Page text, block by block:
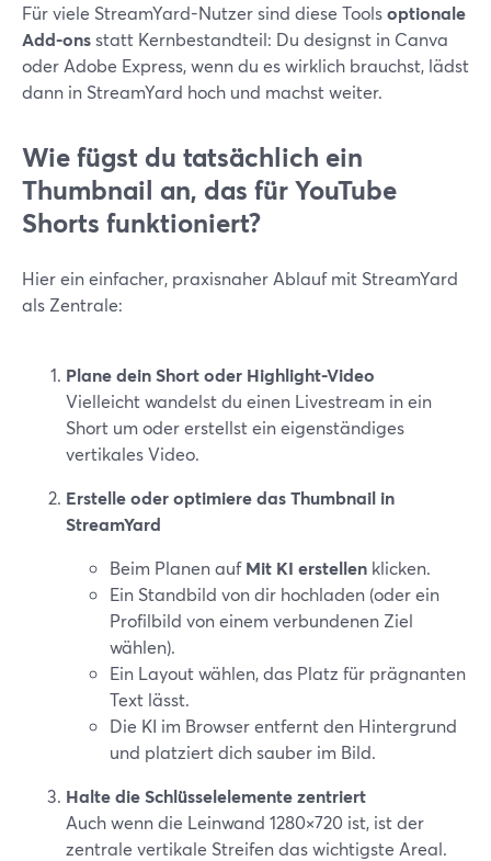
Für viele StreamYard-Nutzer sind diese Toolsoptionale
Add-onsstatt Kernbestandteil: Du designst in Canva
oder Adobe Express, wenn du es wirklich brauchst, lädst
dann in StreamYard hoch und machst weiter.
Wie fügst du tatsächlich ein
Thumbnail an, das für YouTube
Shorts funktioniert?
Hier ein einfacher, praxisnaher Ablauf mit StreamYard
als Zentrale:
Plane dein Short oder Highlight-Video
Vielleicht wandelst du einen Livestream in ein
Short um oder erstellst ein eigenständiges
vertikales Video.
Erstelle oder optimiere das Thumbnail in
StreamYard
Beim Planen aufMit KI erstellen klicken.
Ein Standbild von dir hochladen (oder ein
Profilbild von einem verbundenen Ziel
wählen).
Ein Layout wählen, das Platz für prägnanten
Text lässt.
Die KI im Browser entfernt den Hintergrund
und platziert dich sauber im Bild.
Halte die Schlüsselelemente zentriert
Auch wenn die Leinwand 1280×720 ist, ist der
zentrale vertikale Streifen das wichtigste Areal.